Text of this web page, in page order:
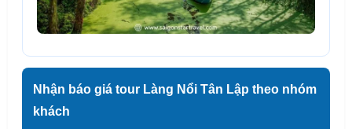
Nhận báo giá tour Làng Nổi Tân Lập theo nhóm
khách